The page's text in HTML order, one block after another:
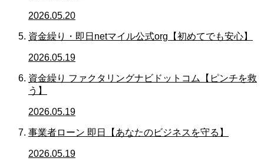
2026.05.20
資金繰り・即日netマイル公式org【初めてでも安心】
2026.05.19
資金繰り ファクタリングナビドットコム【ピンチを救
う】
2026.05.19
事業者ローン 即日【あなたのビジネスを守る】
2026.05.19